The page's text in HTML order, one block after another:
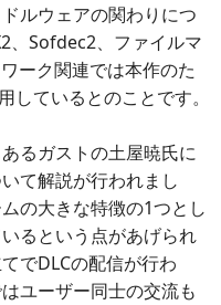
ルウェアの関わりにつ
、Sofdec2、ファイルマ
ーク関連では本作のた
しているとのことです。
るガストの土屋暁氏に
て解説が行われまし
の大きな特徴の1つとし
るという点があげられ
でDLCの配信が行わ
ユーザー同士の交流も